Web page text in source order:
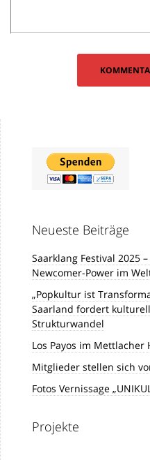
Neueste Beiträge
Saarklang Festival 2025
Newcomer-Power im
„Popkultur ist
Saarland fordert
Strukturwandel
Los Payos im Mettlacher
Mitglieder stellen sich
Fotos Vernissage
Projekte